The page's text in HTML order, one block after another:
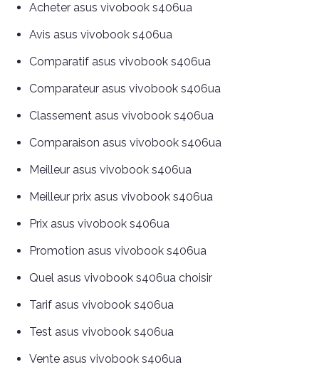
Acheter asus vivobook s406ua
Avis asus vivobook s406ua
Comparatif asus vivobook s406ua
Comparateur asus vivobook s406ua
Classement asus vivobook s406ua
Comparaison asus vivobook s406ua
Meilleur asus vivobook s406ua
Meilleur prix asus vivobook s406ua
Prix asus vivobook s406ua
Promotion asus vivobook s406ua
Quel asus vivobook s406ua choisir
Tarif asus vivobook s406ua
Test asus vivobook s406ua
Vente asus vivobook s406ua